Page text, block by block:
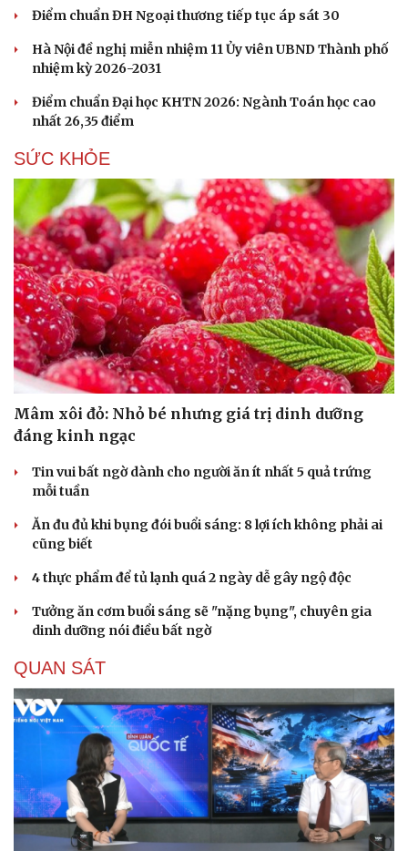
Du lịch
Tư vấn
Săn Tour
check-in
Podcast
Câu chuyện thời sự
Đọc truyện đêm khuya
Cửa sổ tình yêu
Kể chuyện cho bé
Hạt giống tâm hồn
Điểm chuẩn ĐH Ngoại thương tiếp tục áp sát 30
Hà Nội đề nghị miễn nhiệm 11 Ủy viên UBND Thành phố
nhiệm kỳ 2026-2031
Điểm chuẩn Đại học KHTN 2026: Ngành Toán học cao
nhất 26,35 điểm
SỨC KHỎE
Mâm xôi đỏ: Nhỏ bé nhưng giá trị dinh dưỡng
đáng kinh ngạc
Tin vui bất ngờ dành cho người ăn ít nhất 5 quả trứng
mỗi tuần
Ăn đu đủ khi bụng đói buổi sáng: 8 lợi ích không phải ai
cũng biết
4 thực phẩm để tủ lạnh quá 2 ngày dễ gây ngộ độc
Tưởng ăn cơm buổi sáng sẽ "nặng bụng", chuyên gia
dinh dưỡng nói điều bất ngờ
QUAN SÁT